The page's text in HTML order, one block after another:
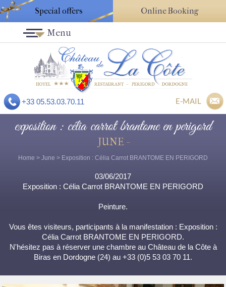
Special offers Online Booking
+33 05.53.03.70.11 E-MAIL
Menu
exposition : célia carrot brantome en perigord
JUNE -
Home > June > Exposition : Célia Carrot BRANTOME EN PERIGORD
03/06/2017
Exposition : Célia Carrot BRANTOME EN PERIGORD
Peinture.
Vous êtes visiteurs, participants à la manifestation : Exposition :
Célia Carrot BRANTOME EN PERIGORD.
N'hésitez pas à réserver une chambre au Château de la Côte à
Biras en Dordogne (24) au +33 (0)5 53 03 70 11.